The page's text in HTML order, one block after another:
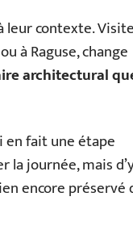
leur contexte.
à Raguse, change
architectural
en fait une étape
la journée, mais
encore préservé